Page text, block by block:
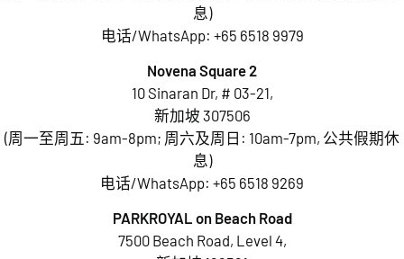
息)
电话/WhatsApp: +65 6518 9979
Novena Square 2
10 Sinaran Dr, # 03-21,
新加坡 307506
(周一至周五: 9am-8pm; 周六及周日: 10am-7pm, 公共假期休
息)
电话/WhatsApp: +65 6518 9269
PARKROYAL on Beach Road
7500 Beach Road, Level 4,